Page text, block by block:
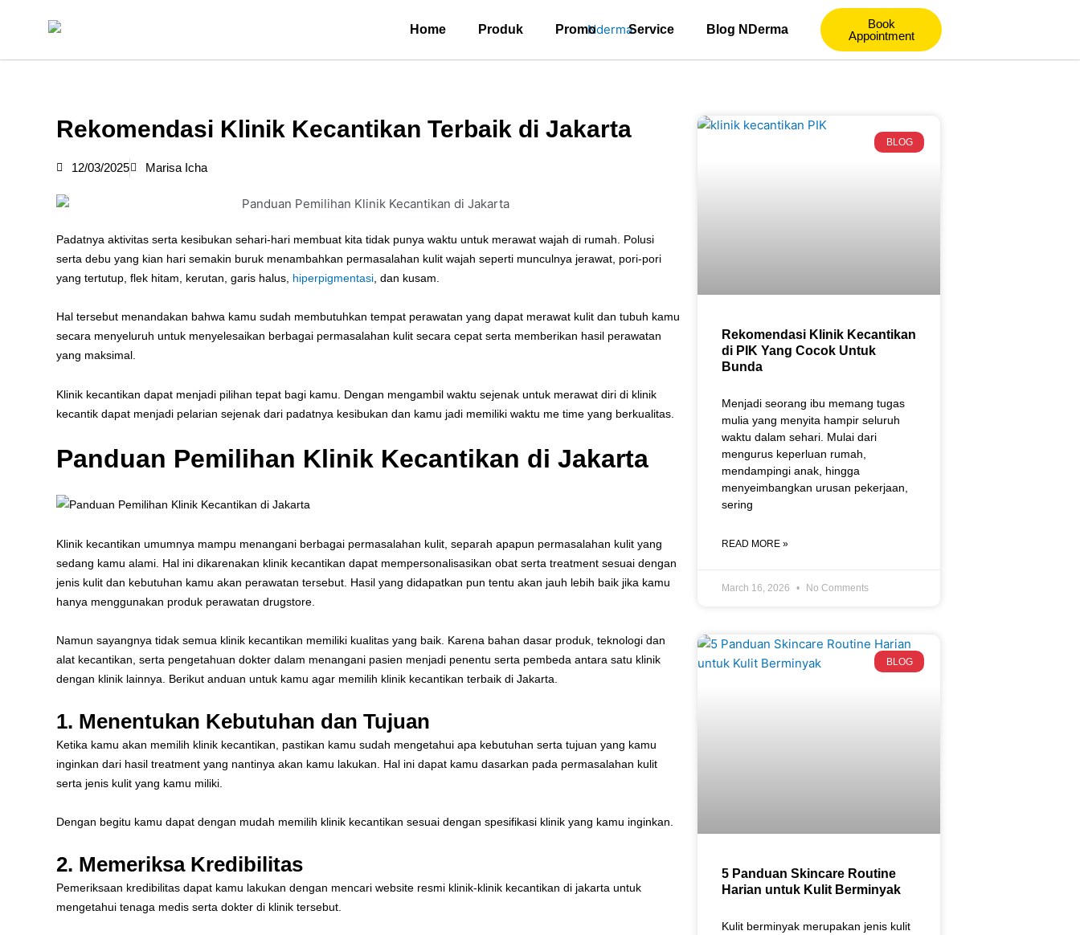
Home Produk Promo Service Blog NDerma
Book
Appointment
Rekomendasi Klinik Kecantikan Terbaik di Jakarta
12/03/2025 Marisa Icha
Padatnya aktivitas serta kesibukan sehari-hari membuat kita tidak punya waktu untuk merawat wajah di rumah. Polusi
serta debu yang kian hari semakin buruk menambahkan permasalahan kulit wajah seperti munculnya jerawat, pori-pori
yang tertutup, flek hitam, kerutan, garis halus, hiperpigmentasi , dan kusam.
Hal tersebut menandakan bahwa kamu sudah membutuhkan tempat perawatan yang dapat merawat kulit dan tubuh kamu
secara menyeluruh untuk menyelesaikan berbagai permasalahan kulit secara cepat serta memberikan hasil perawatan
yang maksimal.
Klinik kecantikan dapat menjadi pilihan tepat bagi kamu. Dengan mengambil waktu sejenak untuk merawat diri di klinik
kecantik dapat menjadi pelarian sejenak dari padatnya kesibukan dan kamu jadi memiliki waktu me time yang berkualitas.
Panduan Pemilihan Klinik Kecantikan di Jakarta
Klinik kecantikan umumnya mampu menangani berbagai permasalahan kulit, separah apapun permasalahan kulit yang
sedang kamu alami. Hal ini dikarenakan klinik kecantikan dapat mempersonalisasikan obat serta treatment sesuai dengan
jenis kulit dan kebutuhan kamu akan perawatan tersebut. Hasil yang didapatkan pun tentu akan jauh lebih baik jika kamu
hanya menggunakan produk perawatan drugstore.
Namun sayangnya tidak semua klinik kecantikan memiliki kualitas yang baik. Karena bahan dasar produk, teknologi dan
alat kecantikan, serta pengetahuan dokter dalam menangani pasien menjadi penentu serta pembeda antara satu klinik
dengan klinik lainnya. Berikut anduan untuk kamu agar memilih klinik kecantikan terbaik di Jakarta.
1. Menentukan Kebutuhan dan Tujuan
Ketika kamu akan memilih klinik kecantikan, pastikan kamu sudah mengetahui apa kebutuhan serta tujuan yang kamu
inginkan dari hasil treatment yang nantinya akan kamu lakukan. Hal ini dapat kamu dasarkan pada permasalahan kulit
serta jenis kulit yang kamu miliki.
Dengan begitu kamu dapat dengan mudah memilih klinik kecantikan sesuai dengan spesifikasi klinik yang kamu inginkan.
2. Memeriksa Kredibilitas
Pemeriksaan kredibilitas dapat kamu lakukan dengan mencari website resmi klinik-klinik kecantikan di jakarta untuk
mengetahui tenaga medis serta dokter di klinik tersebut.
BLOG
Rekomendasi Klinik Kecantikan
di PIK Yang Cocok Untuk
Bunda
Menjadi seorang ibu memang tugas
mulia yang menyita hampir seluruh
waktu dalam sehari. Mulai dari
mengurus keperluan rumah,
mendampingi anak, hingga
menyeimbangkan urusan pekerjaan,
sering
READ MORE »
March 16, 2026 No Comments
BLOG
5 Panduan Skincare Routine
Harian untuk Kulit Berminyak
Kulit berminyak merupakan jenis kulit